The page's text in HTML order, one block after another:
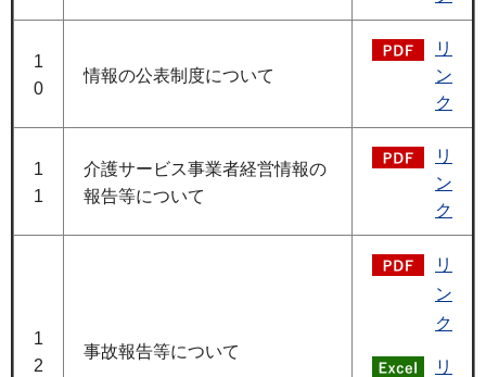
1
0
情報の公表制度について
リ
ン
ク
1
1
介護サービス事業者経営情報の
報告等について
リ
ン
ク
1
2
事故報告等について
リ
ン
ク
リ